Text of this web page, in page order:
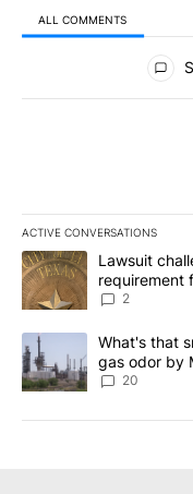
ALL COMMENTS
All Comments
ACTIVE CONVERSATIONS
The following is a list
A trending article titled
Lawsuit
requirement
2
A trending article titled
What's that
gas odor by
20